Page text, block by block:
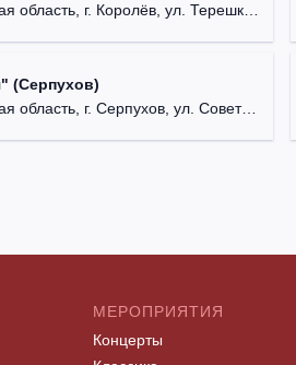
г. Королёв, ул. Терешковой, д. 1.
(Серпухов)
г. Серпухов, ул. Советская, д. 90.
МЕРОПРИЯТИЯ
Концерты